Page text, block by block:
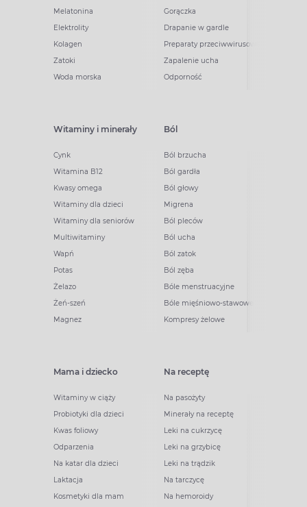
Melatonina
Elektrolity
Kolagen
Zatoki
Woda morska
Gorączka
Drapanie w gardle
Preparaty przeciwwirusowe
Zapalenie ucha
Odporność
Witaminy i minerały
Cynk
Witamina B12
Kwasy omega
Witaminy dla dzieci
Witaminy dla seniorów
Multiwitaminy
Wapń
Potas
Żelazo
Żeń-szeń
Magnez
Ból
Ból brzucha
Ból gardła
Ból głowy
Migrena
Ból pleców
Ból ucha
Ból zatok
Ból zęba
Bóle menstruacyjne
Bóle mięśniowo-stawowe
Kompresy żelowe
Mama i dziecko
Witaminy w ciąży
Probiotyki dla dzieci
Kwas foliowy
Odparzenia
Na katar dla dzieci
Laktacja
Kosmetyki dla mam
Na receptę
Na pasożyty
Minerały na receptę
Leki na cukrzycę
Leki na grzybicę
Leki na trądzik
Na tarczycę
Na hemoroidy